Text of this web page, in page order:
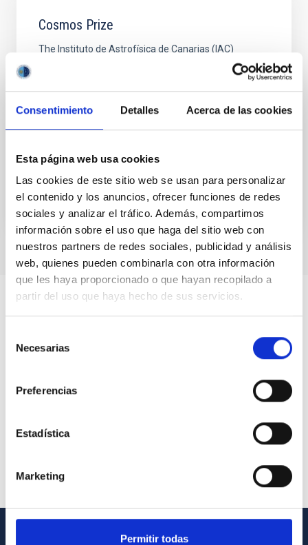
Consentimiento Detalles Acerca de las cookies
Esta página web usa cookies
Las cookies de este sitio web se usan para personalizar
el contenido y los anuncios, ofrecer funciones de redes
sociales y analizar el tráfico. Además, compartimos
información sobre el uso que haga del sitio web con
nuestros partners de redes sociales, publicidad y análisis
web, quienes pueden combinarla con otra información
que les haya proporcionado o que hayan recopilado a
partir del uso que haya hecho de sus servicios.
Necesarias
Preferencias
Estadística
Marketing
Permitir todas
Cosmos Prize
The Instituto de Astrofísica de Canarias (IAC)
organises and promotes the Spanish edition of the
Cosmos Prize, an international project dedicated to
promoting scientific literacy and curiosity. Its mission
is to promote critical thinking and scientific culture
In progress